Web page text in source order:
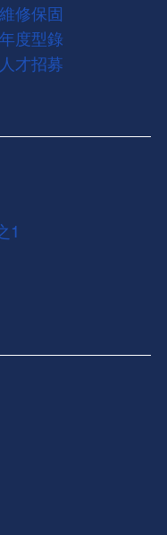
1
維修保固
年度型錄
人才招募